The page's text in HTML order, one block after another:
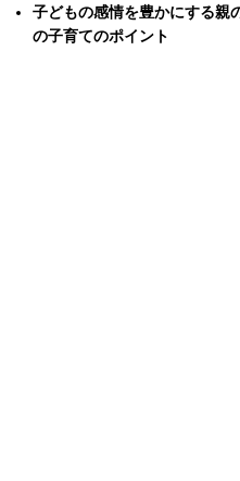
子どもの感情を豊かにする親
の子育てのポイント